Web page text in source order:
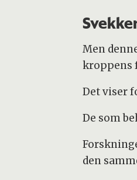
Men
kroppens
Det viser
De som
den